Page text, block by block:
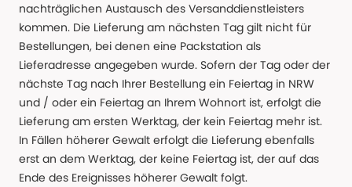
nachträglichen Austausch des Versanddienstleisters
kommen. Die Lieferung am nächsten Tag gilt nicht für
Bestellungen, bei denen eine Packstation als
Lieferadresse angegeben wurde. Sofern der Tag oder der
nächste Tag nach Ihrer Bestellung ein Feiertag in NRW
und / oder ein Feiertag an Ihrem Wohnort ist, erfolgt die
Lieferung am ersten Werktag, der kein Feiertag mehr ist.
In Fällen höherer Gewalt erfolgt die Lieferung ebenfalls
erst an dem Werktag, der keine Feiertag ist, der auf das
Ende des Ereignisses höherer Gewalt folgt.